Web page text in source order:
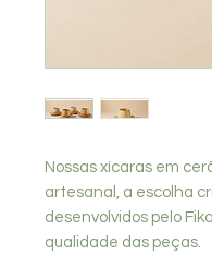
Nossas xícaras em
artesanal, a escolha
desenvolvidos pelo
qualidade das peças.